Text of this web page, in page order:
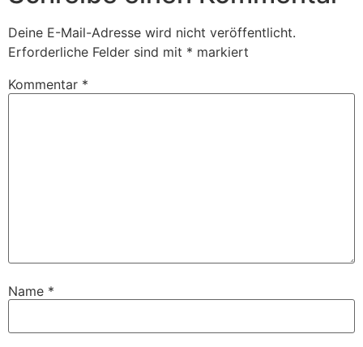
Deine E-Mail-Adresse wird nicht veröffentlicht.
Erforderliche Felder sind mit * markiert
Kommentar *
Name *